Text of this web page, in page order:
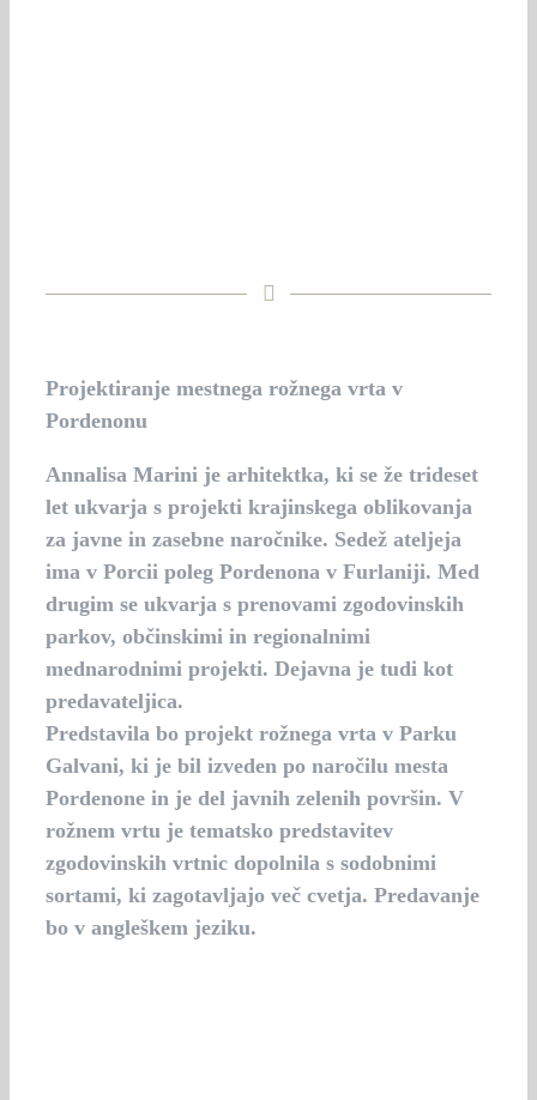
Projektiranje mestnega rožnega vrta v
Pordenonu
Annalisa Marini je arhitektka, ki se že trideset
let ukvarja s projekti krajinskega oblikovanja
za javne in zasebne naročnike. Sedež ateljeja
ima v Porcii poleg Pordenona v Furlaniji. Med
drugim se ukvarja s prenovami zgodovinskih
parkov, občinskimi in regionalnimi
mednarodnimi projekti. Dejavna je tudi kot
predavateljica.
Predstavila bo projekt rožnega vrta v Parku
Galvani, ki je bil izveden po naročilu mesta
Pordenone in je del javnih zelenih površin. V
rožnem vrtu je tematsko predstavitev
zgodovinskih vrtnic dopolnila s sodobnimi
sortami, ki zagotavljajo več cvetja. Predavanje
bo v angleškem jeziku.